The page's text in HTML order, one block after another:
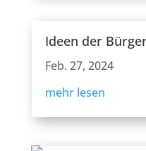
Ideen der
Feb. 27, 2024
mehr lesen